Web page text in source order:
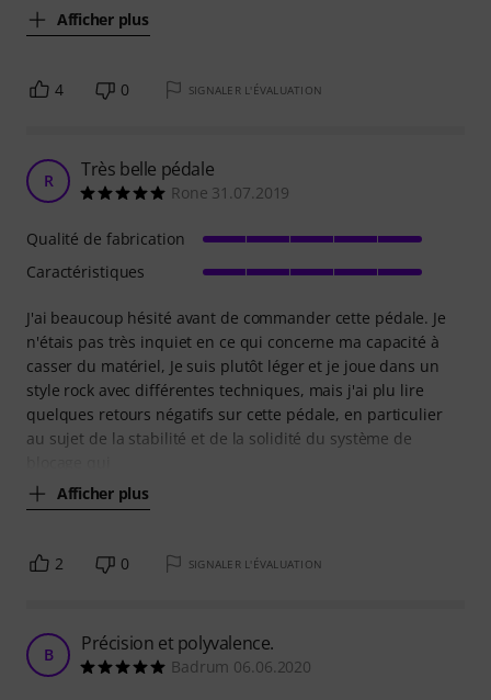
Afficher plus
4 0 SIGNALER L'ÉVALUATION
R Très belle pédale
Rone 31.07.2019
J'ai beaucoup hésité avant de commander cette pédale. Je
n'étais pas très inquiet en ce qui concerne ma capacité à
casser du matériel, Je suis plutôt léger et je joue dans un
style rock avec différentes techniques, mais j'ai plu lire
quelques retours négatifs sur cette pédale, en particulier
au sujet de la stabilité et de la solidité du système de
Afficher plus
Qualité de fabrication
Caractéristiques
2 0 SIGNALER L'ÉVALUATION
B Précision et polyvalence.
Badrum 06.06.2020